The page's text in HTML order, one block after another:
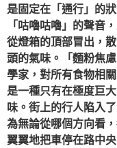
是固定在「通行」的
「咕嚕咕嚕」的聲音
從燈箱的頂部冒出，
頭的氣味。「麵粉焦
學家，對所有食物相
是一種只有在極度巨
味。街上的行人陷入
為無論從哪個方向看
翼翼地把車停在路中